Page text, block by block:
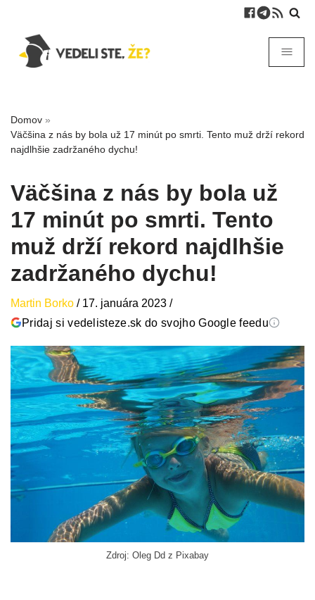
Domov »
Väčšina z nás by bola už 17 minút po smrti. Tento muž drží rekord
najdlhšie zadržaného dychu!
Väčšina z nás by bola už
17 minút po smrti. Tento
muž drží rekord najdlhšie
zadržaného dychu!
Martin Borko / 17. januára 2023 /
Pridaj si vedelisteze.sk do svojho Google feedu
Zdroj: Oleg Dd z Pixabay